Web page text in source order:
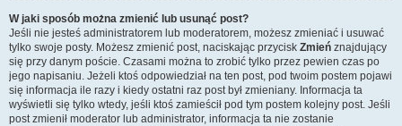
W jaki sposób można zmienić lub usunąć post?
Jeśli nie jesteś administratorem lub moderatorem, możesz zmieniać i usuwać
tylko swoje posty. Możesz zmienić post, naciskając przycisk Zmień znajdujący
się przy danym poście. Czasami można to zrobić tylko przez pewien czas po
jego napisaniu. Jeżeli ktoś odpowiedział na ten post, pod twoim postem pojawi
się informacja ile razy i kiedy ostatni raz post był zmieniany. Informacja ta
wyświetli się tylko wtedy, jeśli ktoś zamieścił pod tym postem kolejny post. Jeśli
post zmienił moderator lub administrator, informacja ta nie zostanie